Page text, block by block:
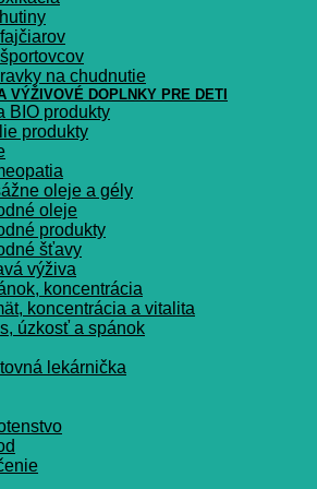
na chudnutie
VÝŽIVOVÉ DOPLNKY PRE DETI
BIO produkty
produkty
oleje a gély
oleje
produkty
šťavy
výživa
koncentrácia
koncentrácia a vitalita
úzkosť a spánok
lekárnička